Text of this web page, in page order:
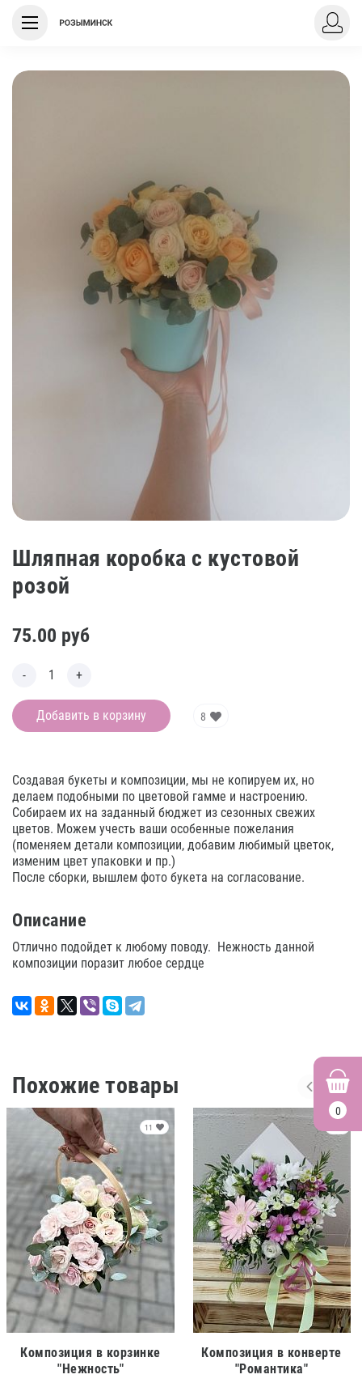
0
Шляпная коробка с кустовой
розой
75.00 руб
Добавить в корзину 8
Создавая букеты и композиции, мы не копируем их, но
делаем подобными по цветовой гамме и настроению.
Собираем их на заданный бюджет из сезонных свежих
цветов. Можем учесть ваши особенные пожелания
(поменяем детали композиции, добавим любимый цветок,
изменим цвет упаковки и пр.)
После сборки, вышлем фото букета на согласование.
Описание
Отлично подойдет к любому поводу. Нежность данной
композиции поразит любое сердце
Похожие товары
11
Композиция в корзинке
"Нежность"
Композиция в конверте
"Романтика"